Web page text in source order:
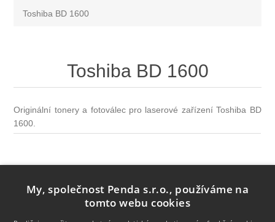
Toshiba BD 1600
Toshiba BD 1600
Originální tonery a fotoválec pro laserové zařízení Toshiba BD
1600.
My, společnost Penda s.r.o., používáme na
tomto webu cookies